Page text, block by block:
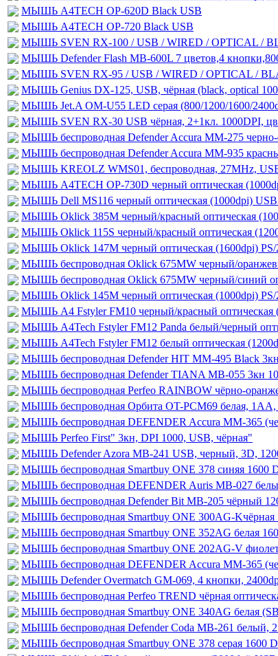
МЫШЬ A4TECH OP-620D Black USB
МЫШЬ A4TECH OP-720 Black USB
МЫШЬ SVEN RX-100 / USB / WIRED / OPTICAL /
МЫШЬ Defender Flash MB-600L 7 цветов,4
МЫШЬ SVEN RX-95 / USB / WIRED / OPTICAL /
МЫШЬ Genius DX-125, USB, чёрная (black, optical
МЫШЬ Jet.A OM-U55 LED серая (800/1200/1600/
МЫШЬ SVEN RX-30 USB чёрная, 2+1кл. 1000DPI,
МЫШЬ беспроводная Defender Accura MM-275
МЫШЬ беспроводная Defender Accura MM-935
МЫШЬ KREOLZ WMS01, беспроводная, 27MHz,
МЫШЬ A4TECH OP-730D черный оптическая
МЫШЬ Dell MS116 черный оптическая (1000dpi) USB
МЫШЬ Oklick 385M черный/красный оптическая
МЫШЬ Oklick 115S черный/красный оптическая
МЫШЬ Oklick 147M черный оптическая (1600dpi) PS/
МЫШЬ беспроводная Oklick 675MW черный/
МЫШЬ беспроводная Oklick 675MW черный/синий
МЫШЬ Oklick 145M черный оптическая (1000dpi) PS/
МЫШЬ A4 Fstyler FM10 черный/красный оптическая
МЫШЬ A4Tech Fstyler FM12 Panda белый/черный
МЫШЬ A4Tech Fstyler FM12 белый оптическая
МЫШЬ беспроводная Defender HIT MM-495 Black
МЫШЬ беспроводная Defender TIANA MB-055 3кн
МЫШЬ беспроводная Perfeo RAINBOW чёрно-
МЫШЬ беспроводная Oрбита OT-PCM69 белая,
МЫШЬ беспроводная DEFENDER Accura MM-365
МЫШЬ Perfeo First" 3кн, DPI 1000, USB, чёрная"
МЫШЬ Defender Azora MB-241 USB, черный, 3D,
МЫШЬ беспроводная Smartbuy ONE 378 синяя 1600
МЫШЬ беспроводная DEFENDER Auris MB-027
МЫШЬ беспроводная Defender Bit MB-205 чёрный
МЫШЬ беспроводная Smartbuy ONE 300AG-
МЫШЬ беспроводная Smartbuy ONE 352AG белая
МЫШЬ беспроводная Smartbuy ONE 202AG-V
МЫШЬ беспроводная DEFENDER Accura MM-365
МЫШЬ Defender Overmatch GM-069, 4 кнопки,
МЫШЬ беспроводная Perfeo TREND чёрная
МЫШЬ беспроводная Smartbuy ONE 340AG белая
МЫШЬ беспроводная Defender Coda MB-261 белый,
МЫШЬ беспроводная Smartbuy ONE 378 серая 1600